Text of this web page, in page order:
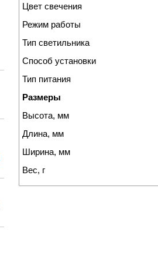
Цвет свечения
Режим работы
Тип светильника
Способ установки
Тип питания
Размеры
Высота, мм
Длина, мм
Ширина, мм
Вес, г